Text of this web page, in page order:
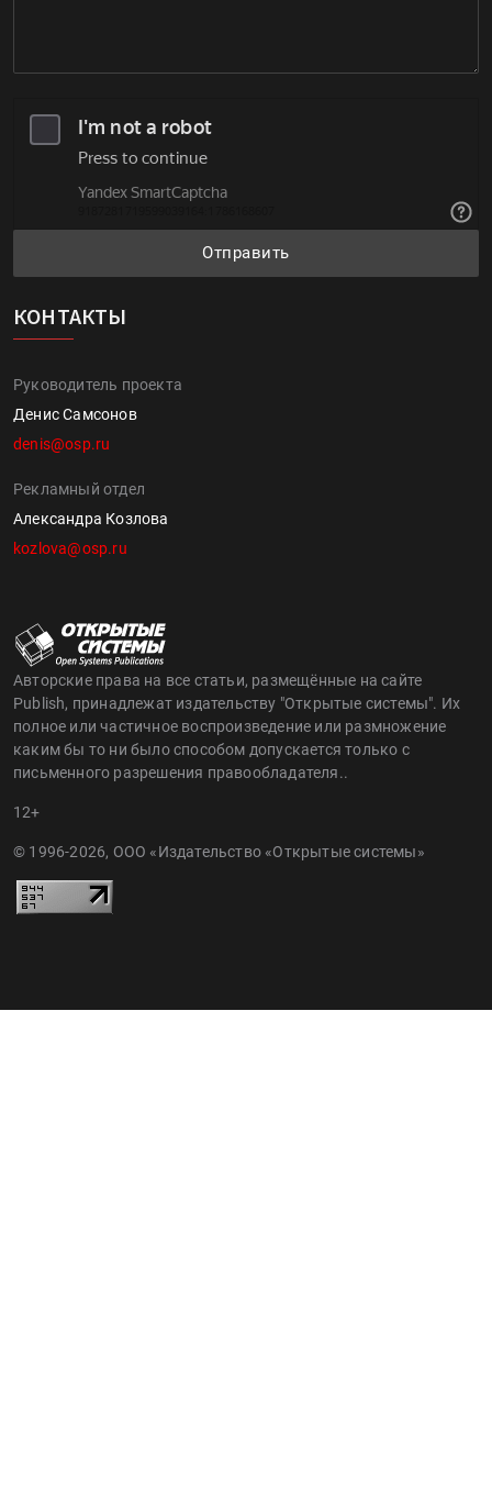
Отправить
КОНТАКТЫ
Руководитель проекта
Денис Самсонов
denis@osp.ru
Рекламный отдел
Александра Козлова
kozlova@osp.ru
Авторские права на все статьи, размещённые на сайте
Publish, принадлежат издательству "Открытые системы". Их
полное или частичное воспроизведение или размножение
каким бы то ни было способом допускается только с
письменного разрешения правообладателя..
12+
© 1996-2026, ООО «Издательство «Открытые системы»